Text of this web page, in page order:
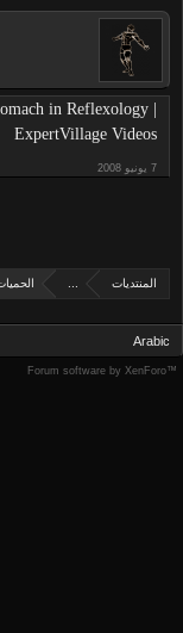
in Reflexology |
ExpertVillage Videos
المنتديات
Arabic
Forum software by XenForo™